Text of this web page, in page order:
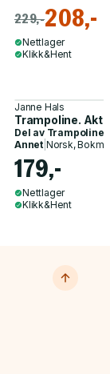
229,-208,-
Nettlager
Klikk&Hent
Janne Hals
Trampoline.
Del av Trampoline
Annet| Norsk,
179,-
Nettlager
Klikk&Hent